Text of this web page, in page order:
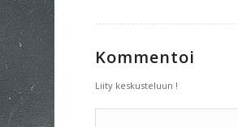
Kommentoi
Liity keskusteluun !